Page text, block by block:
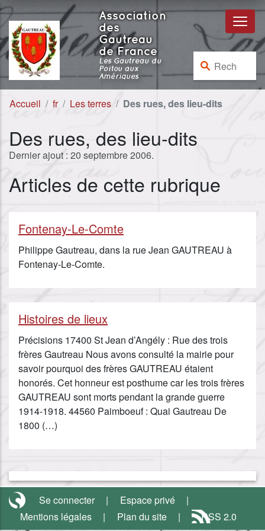
Aller au contenu
Aller à la navigation
Association
des
Gautreau
de France
Les Gautreau du
Poitou aux
Amériques
Rechercher :
Accueil fr Les terres Des rues, des lieu-dits
Des rues, des lieu-dits
Dernier ajout : 20 septembre 2006.
Articles de cette rubrique
Fontenay-Le-Comte
Philippe Gautreau, dans la rue Jean GAUTREAU à
Fontenay-Le-Comte.
Histoires de lieux
Précisions 17400 St Jean d’Angély : Rue des trois
frères Gautreau Nous avons consulté la mairie pour
savoir pourquoi des frères GAUTREAU étaient
honorés. Cet honneur est posthume car les trois frères
GAUTREAU sont morts pendant la grande guerre
1914-1918. 44560 Paimboeuf : Quai Gautreau De
1800 (…)
Se connecter
Espace privé
Mentions légales
Plan du site RSS 2.0